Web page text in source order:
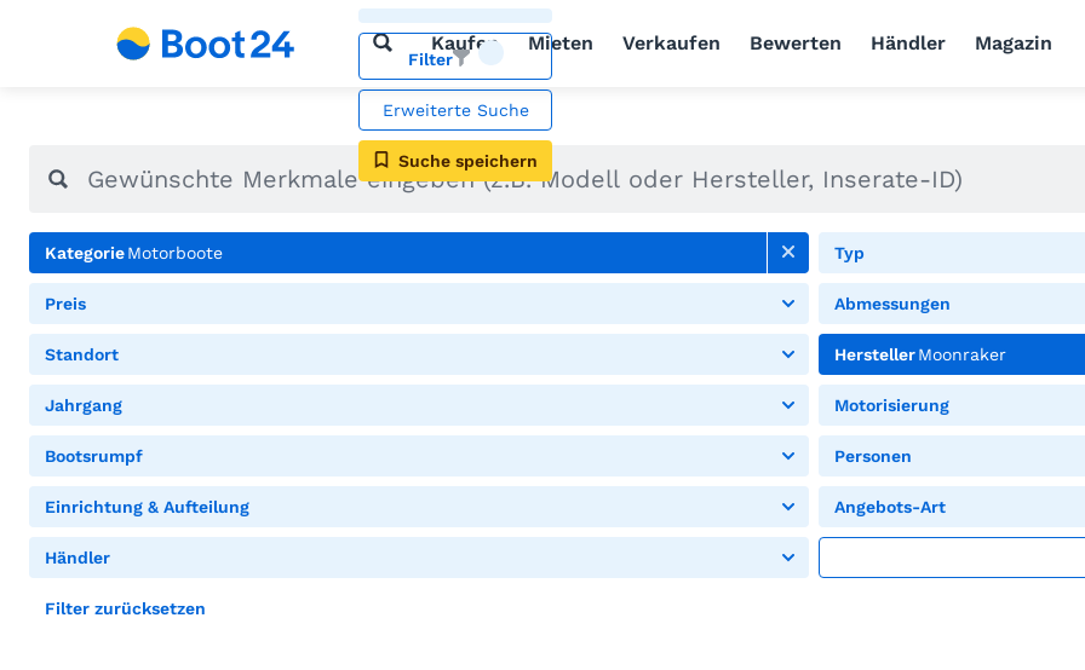
Kaufen Mieten Verkaufen Bewerten Händler Magazin
Filter
Erweiterte Suche
Suche speichern
KategorieMotorboote Typ
Preis Abmessungen
Standort HerstellerMoonraker
Jahrgang Motorisierung
Bootsrumpf Personen
Einrichtung & Aufteilung Angebots-Art
Händler
Filter zurücksetzen